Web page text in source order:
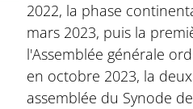
2022, la phase
mars 2023, puis la
l'Assemblée générale
en octobre 2023, la
assemblée du Synode